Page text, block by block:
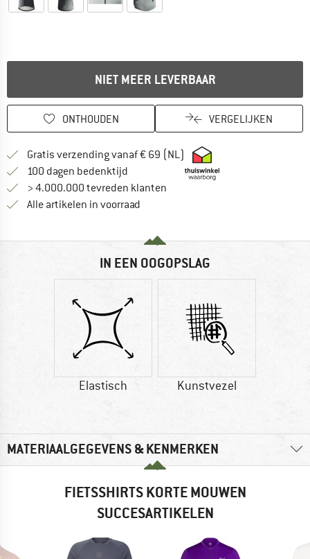
NIET MEER LEVERBAAR
ONTHOUDEN VERGELIJKEN
Gratis verzending vanaf € 69 (NL) Vind hier de
100 dagen bedenktijd Vind de betalingsinformatie hier!
> 4.000.000 tevreden klanten
Alle artikelen in voorraad
IN EEN OOGOPSLAG
Elastisch Kunstvezel
MATERIAALGEGEVENS & KENMERKEN
FIETSSHIRTS KORTE MOUWEN
SUCCESARTIKELEN